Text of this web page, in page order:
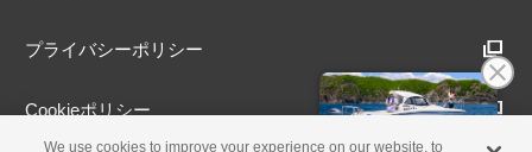
プライバシーポリシー
Cookieポリシー
We use cookies to improve your experience on our website, to